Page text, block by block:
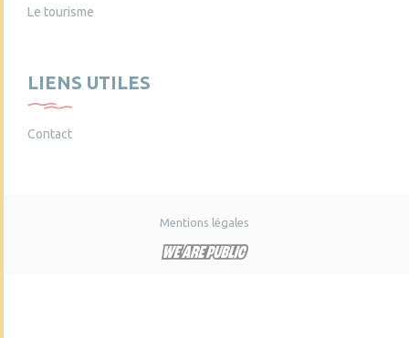
Le tourisme
LIENS UTILES
Contact
Mentions légales